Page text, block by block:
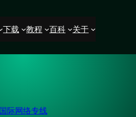
下载 教程 百科 关于
国际网络专线